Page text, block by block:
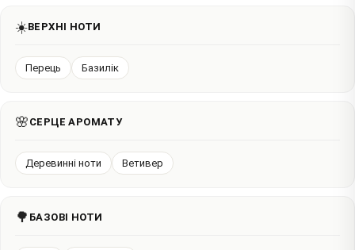
☀️ВЕРХНІ НОТИ
Перець Базилік
🌸 СЕРЦЕ АРОМАТУ
Деревинні ноти Ветивер
🌳 БАЗОВІ НОТИ